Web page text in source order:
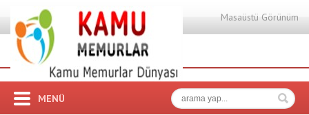
Masaüstü Görünüm
MENÜ